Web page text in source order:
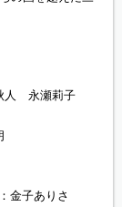
人 永瀬莉子
金子ありさ